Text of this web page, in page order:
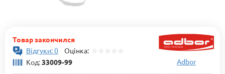
Товар закончился
Відгуки: 0 Оцінка:
Код:33009-99 Adbor